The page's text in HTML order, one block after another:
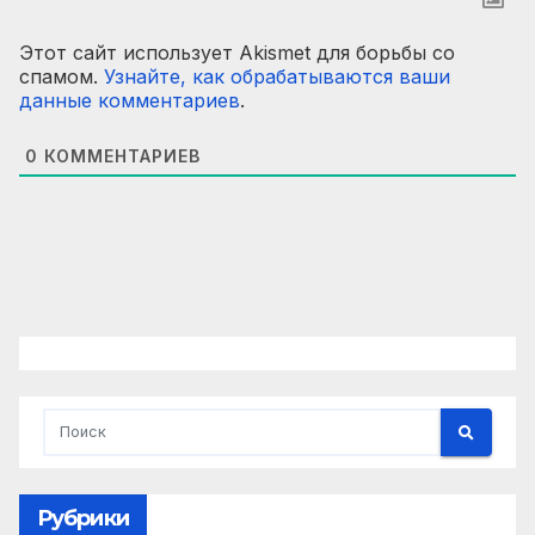
Этот сайт использует Akismet для борьбы со
спамом. Узнайте, как обрабатываются ваши
данные комментариев.
0 КОММЕНТАРИЕВ
Рубрики